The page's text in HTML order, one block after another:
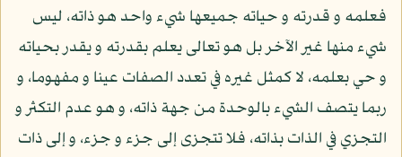
فعلمه و قدرته و حياته جميعها شيء واحد هو ذاته، ليس
شيء منها غير الآخر بل هو تعالى يعلم بقدرته و يقدر بحياته
و حي بعلمه، لا كمثل غيره في تعدد الصفات عينا و مفهوما، و
ربما يتصف الشيء بالوحدة من جهة ذاته، و هو عدم التكثر و
التجزي في الذات بذاته، فلا تتجزى إلى جزء و جزء، و إلى ذات